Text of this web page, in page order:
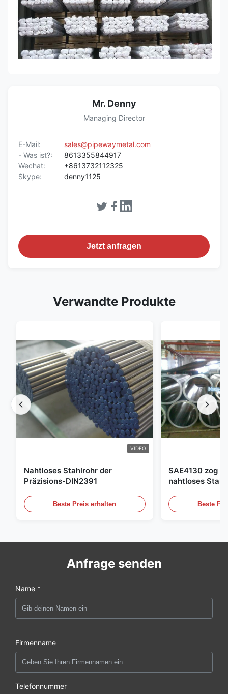
Mr. Denny
Managing Director
E-Mail:
sales@pipewaymetal.com
- Was ist?:
8613355844917
Wechat:
+8613732112325
Skype:
denny1125
Jetzt anfragen
Verwandte Produkte
VIDEO
Nahtloses Stahlrohr der
Präzisions-DIN2391
Beste Preis erhalten
SAE4130 zog
nahtloses
Beste
Anfrage senden
Name *
Firmenname
Telefonnummer